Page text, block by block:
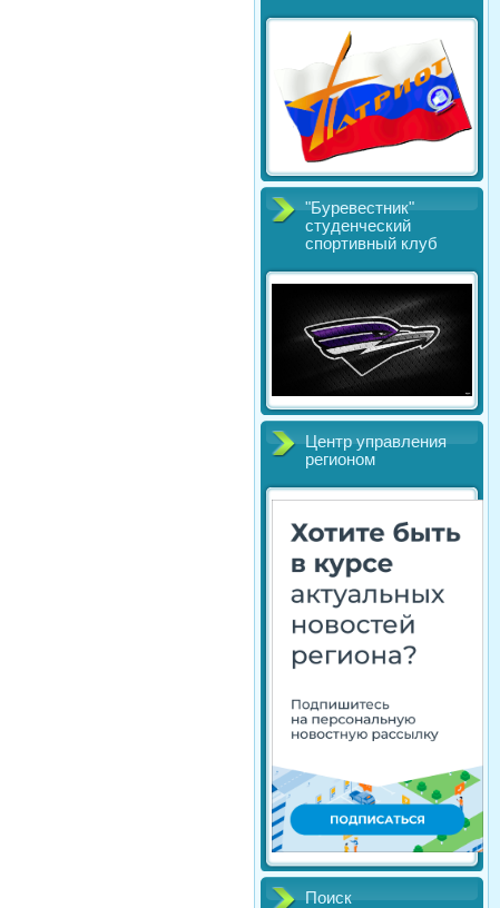
"Буревестник"
студенческий
спортивный клуб
Центр управления
регионом
Поиск